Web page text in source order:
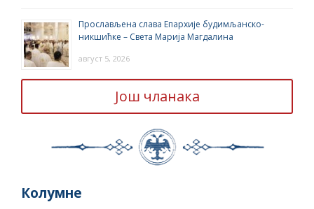
Прослављена слава Епархије будимљанско-
никшићке – Света Марија Магдалина
август 5, 2026
Још чланака
Колумне